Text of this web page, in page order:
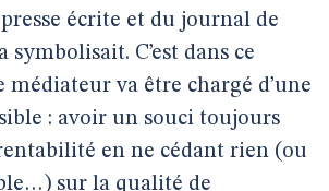
écrite et du journal de
symbolisait. C’est dans ce
médiateur va être chargé d’une
: avoir un souci toujours
en ne cédant rien (ou
sur la qualité de